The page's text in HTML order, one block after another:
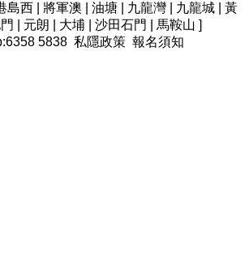
島西 | 將軍澳 | 油塘 | 九龍灣 | 九龍城 | 黃
| 元朗 | 大埔 | 沙田石門 | 馬鞍山 ]
5838 私隱政策 報名須知